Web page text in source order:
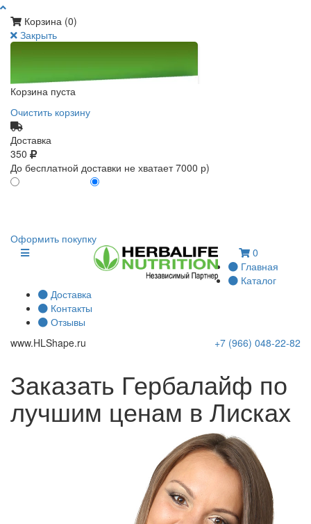
Корзина (0)
Закрыть
Корзина пуста
Очистить корзину
Доставка
350
До бесплатной доставки не хватает 7000 р)
Оформить покупку
0
Главная
Каталог
Доставка
Контакты
Отзывы
www.HLShape.ru +7 (966) 048-22-82
Заказать Гербалайф по
лучшим ценам в Лисках